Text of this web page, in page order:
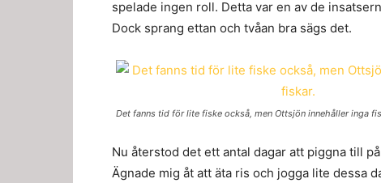
spelade ingen roll. Detta var en av de
Dock sprang ettan och tvåan bra sägs det.
Det fanns tid för lite fiske också, men Ottsjön innehåller inga
Nu återstod det ett antal dagar att piggna till
Ägnade mig åt att äta ris och jogga lite dessa